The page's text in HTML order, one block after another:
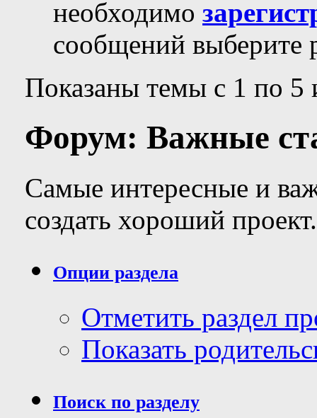
необходимо
сообщений выберите
Показаны темы с 1 по 5
Форум: Важные
Самые интересные и
создать хороший проект.
Опции раздела
Отметить раздел
Показать
Поиск по разделу